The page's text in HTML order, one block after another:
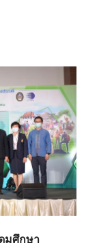
มศึกษา